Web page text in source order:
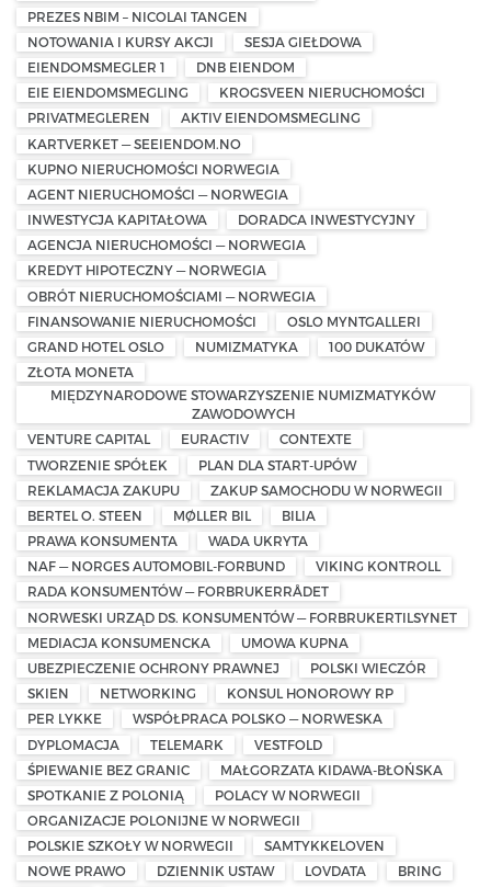
PREZES NBIM – NICOLAI TANGEN
NOTOWANIA I KURSY AKCJI
SESJA GIEŁDOWA
EIENDOMSMEGLER 1
DNB EIENDOM
EIE EIENDOMSMEGLING
KROGSVEEN NIERUCHOMOŚCI
PRIVATMEGLEREN
AKTIV EIENDOMSMEGLING
KARTVERKET — SEEIENDOM.NO
KUPNO NIERUCHOMOŚCI NORWEGIA
AGENT NIERUCHOMOŚCI — NORWEGIA
INWESTYCJA KAPITAŁOWA
DORADCA INWESTYCYJNY
AGENCJA NIERUCHOMOŚCI — NORWEGIA
KREDYT HIPOTECZNY — NORWEGIA
OBRÓT NIERUCHOMOŚCIAMI — NORWEGIA
FINANSOWANIE NIERUCHOMOŚCI
OSLO MYNTGALLERI
GRAND HOTEL OSLO
NUMIZMATYKA
100 DUKATÓW
ZŁOTA MONETA
MIĘDZYNARODOWE STOWARZYSZENIE NUMIZMATYKÓW
ZAWODOWYCH
VENTURE CAPITAL
EURACTIV
CONTEXTE
TWORZENIE SPÓŁEK
PLAN DLA START-UPÓW
REKLAMACJA ZAKUPU
ZAKUP SAMOCHODU W NORWEGII
BERTEL O. STEEN
MØLLER BIL
BILIA
PRAWA KONSUMENTA
WADA UKRYTA
NAF — NORGES AUTOMOBIL-FORBUND
VIKING KONTROLL
RADA KONSUMENTÓW — FORBRUKERRÅDET
NORWESKI URZĄD DS. KONSUMENTÓW — FORBRUKERTILSYNET
MEDIACJA KONSUMENCKA
UMOWA KUPNA
UBEZPIECZENIE OCHRONY PRAWNEJ
POLSKI WIECZÓR
SKIEN
NETWORKING
KONSUL HONOROWY RP
PER LYKKE
WSPÓŁPRACA POLSKO — NORWESKA
DYPLOMACJA
TELEMARK
VESTFOLD
ŚPIEWANIE BEZ GRANIC
MAŁGORZATA KIDAWA-BŁOŃSKA
SPOTKANIE Z POLONIĄ
POLACY W NORWEGII
ORGANIZACJE POLONIJNE W NORWEGII
POLSKIE SZKOŁY W NORWEGII
SAMTYKKELOVEN
NOWE PRAWO
DZIENNIK USTAW LOVDATA
BRING